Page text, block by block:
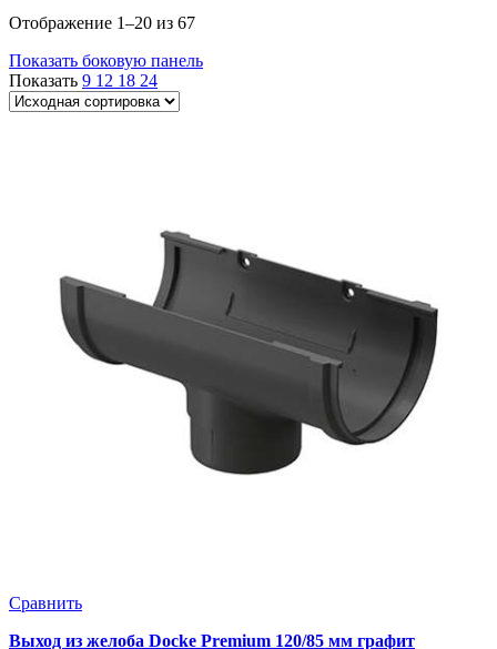
Отображение 1–20 из 67
Показать боковую панель
Показать 9 12 18 24
Сравнить
Выход из желоба Docke Premium 120/85 мм графит